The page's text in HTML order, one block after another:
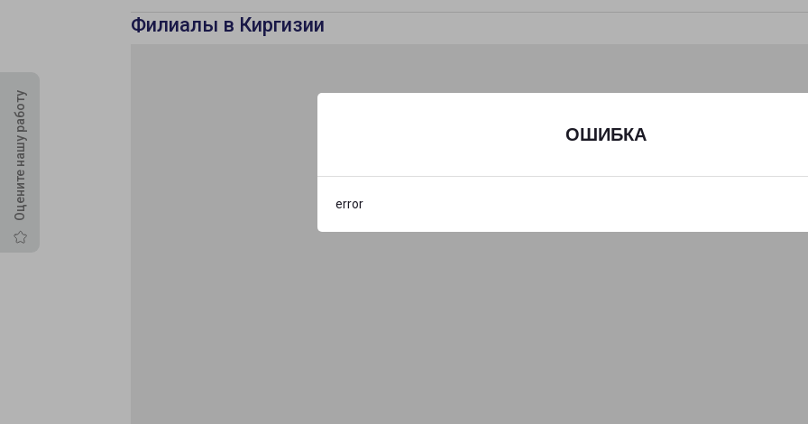
ОШИБКА
error
Оцените нашу работу
Филиалы в Киргизии